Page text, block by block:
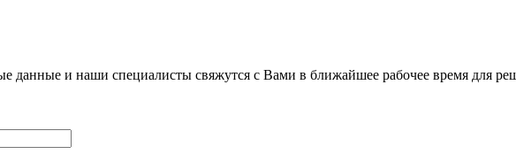
данные и наши специалисты свяжутся с Вами в ближайшее рабочее время для